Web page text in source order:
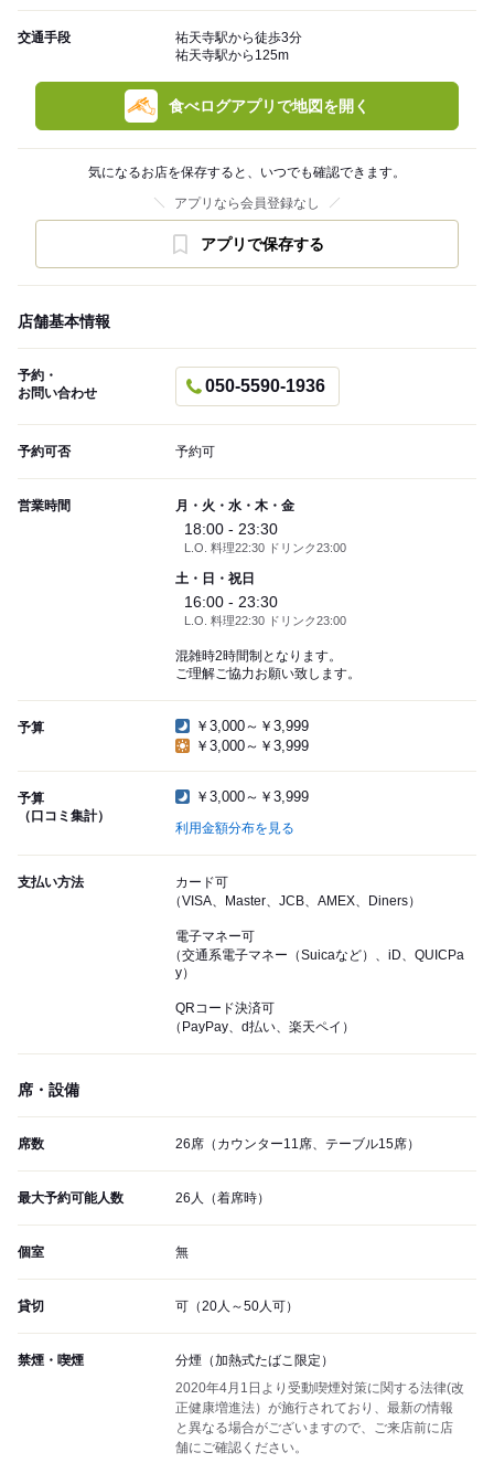
交通手段
祐天寺駅から徒歩3分
祐天寺駅から125m
食べログアプリで地図を開く
気になるお店を保存すると、いつでも確認できます。
アプリなら会員登録なし
アプリで保存する
店舗基本情報
予約・
お問い合わせ
050-5590-1936
予約可否 予約可
営業時間 月・火・水・木・金
18:00 - 23:30
L.O. 料理22:30 ドリンク23:00
土・日・祝日
16:00 - 23:30
L.O. 料理22:30 ドリンク23:00
混雑時2時間制となります。
ご理解ご協力お願い致します。
予算
￥3,000～￥3,999
￥3,000～￥3,999
予算
（口コミ集計）
￥3,000～￥3,999
利用金額分布を見る
支払い方法
カード可
（VISA、Master、JCB、AMEX、Diners）
電子マネー可
（交通系電子マネー（Suicaなど）、iD、QUICPa
y）
QRコード決済可
（PayPay、d払い、楽天ペイ）
席・設備
席数 26席（カウンター11席、テーブル15席）
最大予約可能人数 26人（着席時）
個室 無
貸切 可（20人～50人可）
禁煙・喫煙
分煙（加熱式たばこ限定）
2020年4月1日より受動喫煙対策に関する法律(改
正健康増進法）が施行されており、最新の情報
と異なる場合がございますので、ご来店前に店
舗にご確認ください。